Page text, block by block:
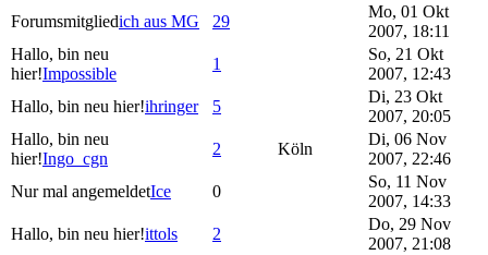
Forumsmitgliedich aus MG 29
Mo, 01 Okt
2007, 18:11
Hallo, bin neu
hier!Impossible
1
So, 21 Okt
2007, 12:43
Hallo, bin neu hier!ihringer 5
Di, 23 Okt
2007, 20:05
Hallo, bin neu
hier!Ingo_cgn
2 Köln
Di, 06 Nov
2007, 22:46
Nur mal angemeldetIce 0
So, 11 Nov
2007, 14:33
Hallo, bin neu hier!ittols 2
Do, 29 Nov
2007, 21:08